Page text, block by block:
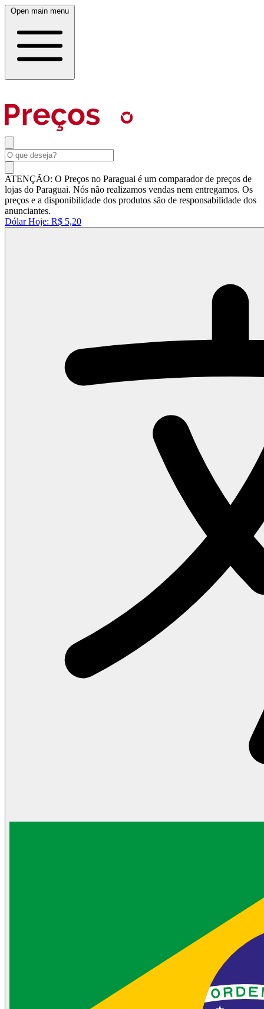
Open main menu
ATENÇÃO: O Preços no Paraguai é um comparador de preços de
lojas do Paraguai. Nós não realizamos vendas nem entregamos. Os
preços e a disponibilidade dos produtos são de responsabilidade dos
anunciantes.
Dólar Hoje: R$ 5,20